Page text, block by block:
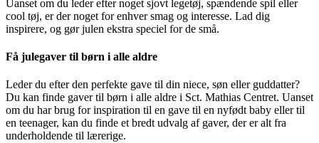
Uanset om du leder efter noget sjovt legetøj, spændende spil eller
cool tøj, er der noget for enhver smag og interesse. Lad dig
inspirere, og gør julen ekstra speciel for de små.
Få julegaver til børn i alle aldre
Leder du efter den perfekte gave til din niece, søn eller guddatter?
Du kan finde gaver til børn i alle aldre i Sct. Mathias Centret. Uanset
om du har brug for inspiration til en gave til en nyfødt baby eller til
en teenager, kan du finde et bredt udvalg af gaver, der er alt fra
underholdende til lærerige.